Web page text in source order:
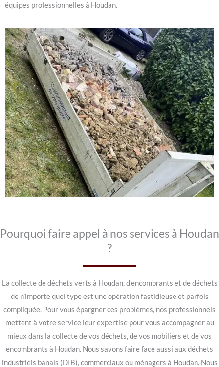
équipes professionnelles à Houdan.
Pourquoi faire appel à nos services à Houdan
?
La collecte de déchets verts à Houdan, d’encombrants et de déchets
de n’importe quel type est une opération fastidieuse et parfois
compliquée. Pour vous épargner ces problèmes, nos professionnels
mettent à votre service leur expertise pour vous accompagner au
mieux dans la collecte de vos déchets, de vos mobiliers et de vos
encombrants à Houdan. Nous savons faire face aussi aux déchets
industriels banals (DIB), commerciaux ou ménagers à Houdan. Nous